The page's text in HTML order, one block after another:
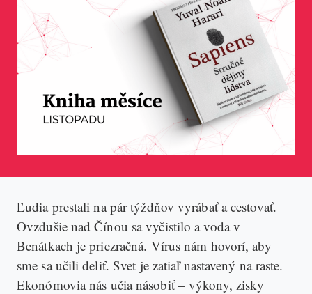
Ľudia prestali na pár týždňov vyrábať a cestovať.
Ovzdušie nad Čínou sa vyčistilo a voda v
Benátkach je priezračná. Vírus nám hovorí, aby
sme sa učili deliť. Svet je zatiaľ nastavený na raste.
Ekonómovia nás učia násobiť – výkony, zisky